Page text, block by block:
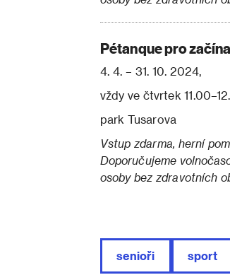
Pétanque pro
4. 4. – 31. 10. 2024,
vždy ve čtvrtek
park Tusarova
Vstup zdarma, herní
Doporučujeme
osoby bez zdravotních
senioři sport